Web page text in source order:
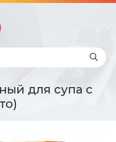
для супа с